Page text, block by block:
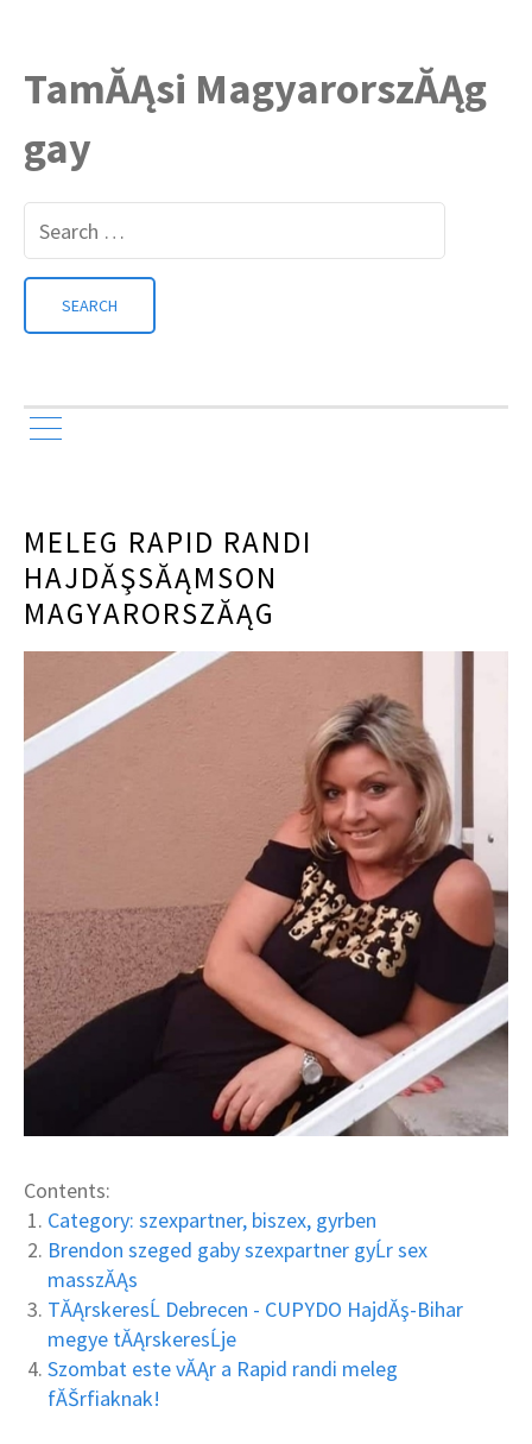
TamĂĄsi MagyarorszĂĄg
gay
MELEG RAPID RANDI
HAJDĂŞSĂĄMSON
MAGYARORSZĂĄG
Contents:
Category: szexpartner, biszex, gyrben
Brendon szeged gaby szexpartner gyĹr sex
masszĂĄs
TĂĄrskeresĹ Debrecen - CUPYDO HajdĂş-Bihar
megye tĂĄrskeresĹje
Szombat este vĂĄr a Rapid randi meleg
fĂŠrfiaknak!